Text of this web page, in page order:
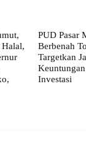
PUD Pasar
Berbenah
Targetkan
Investasi